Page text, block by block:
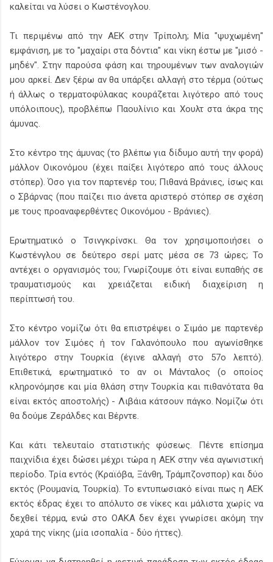
καλείται να λύσει ο Κωστένογλου.
Τι περιμένω από την ΑΕΚ στην Τρίπολη; Μία "ψυχωμένη"
εμφάνιση, με το "μαχαίρι στα δόντια" και νίκη έστω με "μισό -
μηδέν". Στην παρούσα φάση και τηρουμένων των αναλογιών
μου αρκεί. Δεν ξέρω αν θα υπάρξει αλλαγή στο τέρμα (ούτως
ή άλλως ο τερματοφύλακας κουράζεται λιγότερο από τους
υπόλοιπους), προβλέπω Παουλίνιο και Χουλτ στα άκρα της
άμυνας.
Στο κέντρο της άμυνας (το βλέπω για δίδυμο αυτή την φορά)
μάλλον Οικονόμου (έχει παίξει λιγότερο από τους άλλους
στόπερ). Όσο για τον παρτενέρ του; Πιθανά Βράνιες, ίσως και
ο Σβάρνας (που παίζει πιο άνετα αριστερό στόπερ σε σχέση
με τους προαναφερθέντες Οικονόμου - Βράνιες).
Ερωτηματικό ο Τσινγκρίνσκι. Θα τον χρησιμοποιήσει ο
Κωστένγλου σε δεύτερο σερί ματς μέσα σε 73 ώρες; Το
αντέχει ο οργανισμός του; Γνωρίζουμε ότι είναι ευπαθής σε
τραυματισμούς και χρειάζεται ειδική διαχείριση η
περίπτωσή του.
Στο κέντρο νομίζω ότι θα επιστρέψει ο Σιμάο με παρτενέρ
μάλλον τον Σιμόες ή τον Γαλανόπουλο που αγωνίσθηκε
λιγότερο στην Τουρκία (έγινε αλλαγή στο 57ο λεπτό).
Επιθετικά, ερωτηματικό το αν οι Μάνταλος (ο οποίος
κληρονόμησε και μία θλάση στην Τουρκία και πιθανότατα θα
είναι εκτός αποστολής) - Λιβάια κάτσουν πάγκο. Νομίζω ότι
θα δούμε Ζεράλδες και Βέρντε.
Και κάτι τελευταίο στατιστικής φύσεως. Πέντε επίσημα
παιχνίδια έχει δώσει μέχρι τώρα η ΑΕΚ στην νέα αγωνιστική
περίοδο. Τρία εντός (Κραϊόβα, Ξάνθη, Τράμπζονσπορ) και δύο
εκτός (Ρουμανία, Τουρκία). Το εντυπωσιακό είναι πως η ΑΕΚ
εκτός έδρας έχει το απόλυτο σε νίκες και μάλιστα χωρίς να
δεχθεί τέρμα, ενώ στο ΟΑΚΑ δεν έχει γνωρίσει ακόμη την
χαρά της νίκης (μία ισοπαλία - δύο ήττες).